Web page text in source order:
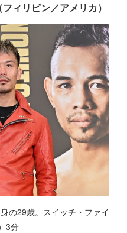
ィリピン／アメリカ）
の29歳。スイッチ・ファイ
3分